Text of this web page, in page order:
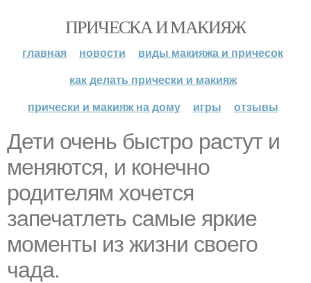
ПРИЧЕСКА И МАКИЯЖ
главная новости
виды макияжа и причесок
как делать прически и макияж
прически и макияж на дому
игры отзывы
Дети очень быстро растут и
меняются, и конечно
родителям хочется
запечатлеть самые яркие
моменты из жизни своего
чада.